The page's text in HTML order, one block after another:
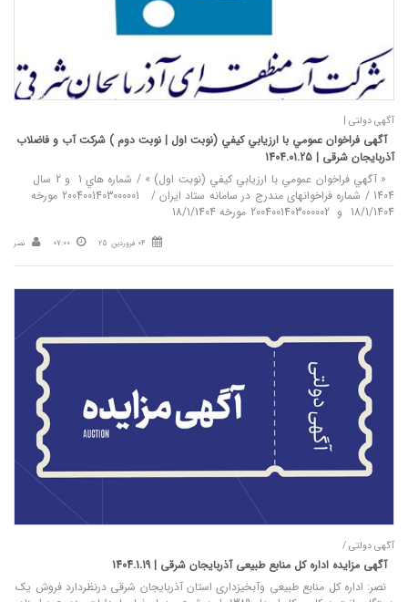
آگهی دولتی |
آگهی فراخوان عمومي با ارزيابي کيفي (نوبت اول | نوبت دوم ) شرکت آب و فاضلاب
آذربایجان شرقی | 1404.01.25
« آگهي فراخوان عمومي با ارزيابي کيفي (نوبت اول) » / شماره هاي 1 و 2 سال
1404 / شماره فراخوانهای مندرج در سامانه ستاد ايران / 2004001403000001 مورخه
18/1/1404 و 2004001403000002 مورخه 18/1/1404
04 فروردین 25 07:00 نصر
آگهی دولتی /
آگهی مزایده اداره کل منابع طبیعی آذربایجان شرقی | 1404.1.19
نصر: اداره کل منابع طبیعی وآبخیزداری استان آذربایجان شرقی درنظردارد فروش یک